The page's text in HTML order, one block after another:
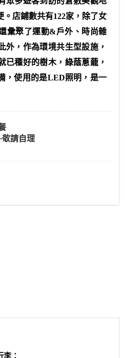
。店鋪數共有122家，除了女
彙聚了運動&戶外、時尚雜
外，作為環境共生型設施，
已種好的樹木，綠蔭蔥蘢，
，使用的是LED照明，是一
敬請自理
：